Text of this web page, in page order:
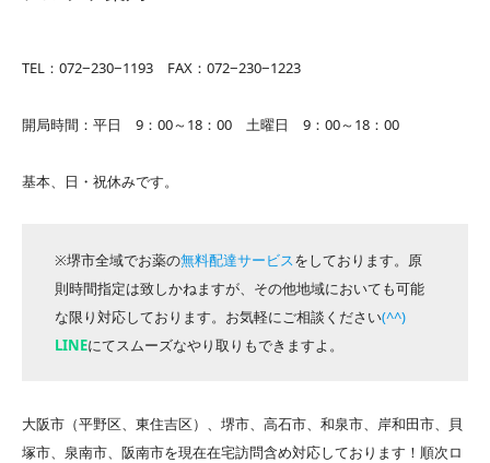
TEL：072−230−1193 FAX：072−230−1223
開局時間：平日 9：00～18：00 土曜日 9：00～18：00
基本、日・祝休みです。
※堺市全域でお薬の無料配達サービスをしております。原
則時間指定は致しかねますが、その他地域においても可能
な限り対応しております。お気軽にご相談ください(^^)
LINEにてスムーズなやり取りもできますよ。
大阪市（平野区、東住吉区）、堺市、高石市、和泉市、岸和田市、貝
塚市、泉南市、阪南市を現在在宅訪問含め対応しております！順次ロ